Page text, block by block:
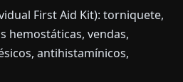
First Aid Kit): torniquete,
hemostáticas, vendas,
antihistamínicos,